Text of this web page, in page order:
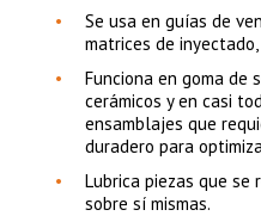
Se usa en guías de
matrices de
Funciona en goma de
cerámicos y en casi
ensamblajes que
duradero para
Lubrica piezas que se
sobre sí mismas.